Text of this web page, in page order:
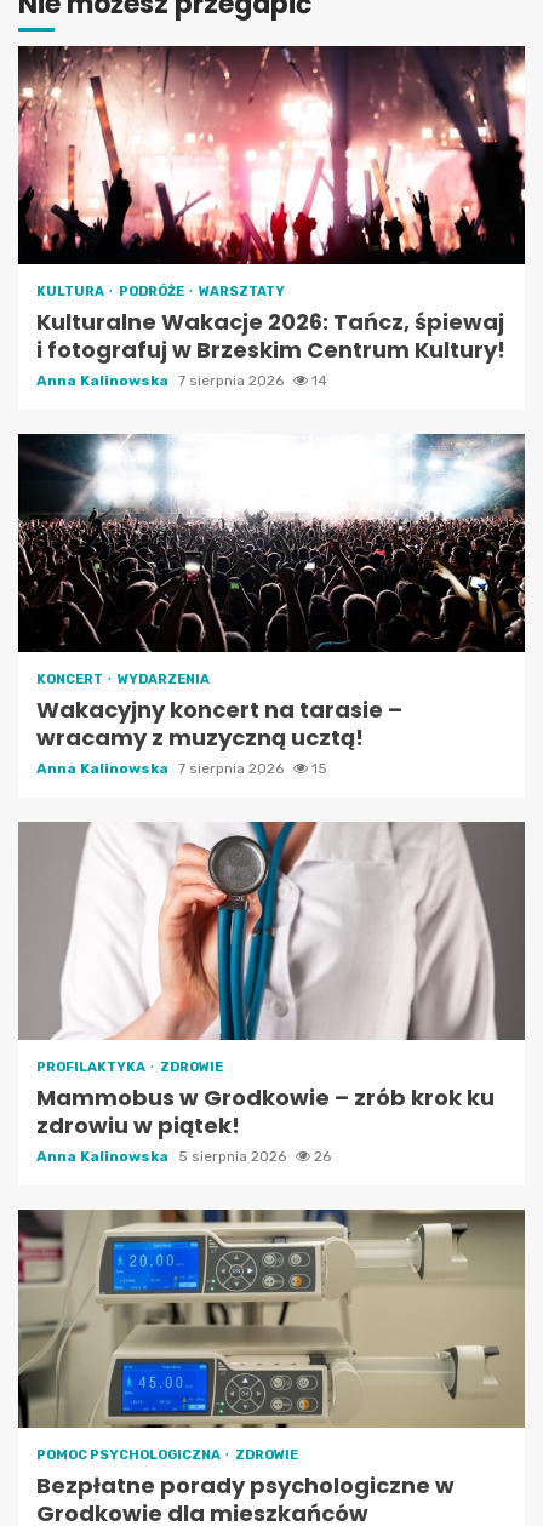
KULTURA PODRÓŻE WARSZTATY
Kulturalne Wakacje 2026: Tańcz, śpiewaj
i fotografuj w Brzeskim Centrum Kultury!
Anna Kalinowska 7 sierpnia 2026 14
KONCERT WYDARZENIA
Wakacyjny koncert na tarasie –
wracamy z muzyczną ucztą!
Anna Kalinowska 7 sierpnia 2026 15
PROFILAKTYKA ZDROWIE
Mammobus w Grodkowie – zrób krok ku
zdrowiu w piątek!
Anna Kalinowska 5 sierpnia 2026 26
POMOC PSYCHOLOGICZNA ZDROWIE
Bezpłatne porady psychologiczne w
Grodkowie dla mieszkańców